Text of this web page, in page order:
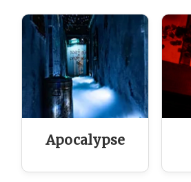
Apocalypse